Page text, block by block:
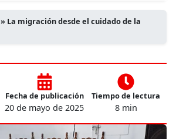
» La migración desde el cuidado de la
Fecha de publicación
20 de mayo de 2025
Tiempo de lectura
8 min